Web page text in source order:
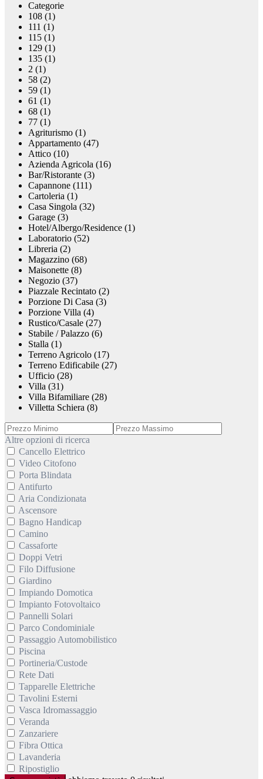
Categorie
108 (1)
111 (1)
115 (1)
129 (1)
135 (1)
2 (1)
58 (2)
59 (1)
61 (1)
68 (1)
77 (1)
Agriturismo (1)
Appartamento (47)
Attico (10)
Azienda Agricola (16)
Bar/Ristorante (3)
Capannone (111)
Cartoleria (1)
Casa Singola (32)
Garage (3)
Hotel/Albergo/Residence (1)
Laboratorio (52)
Libreria (2)
Magazzino (68)
Maisonette (8)
Negozio (37)
Piazzale Recintato (2)
Porzione Di Casa (3)
Porzione Villa (4)
Rustico/Casale (27)
Stabile / Palazzo (6)
Stalla (1)
Terreno Agricolo (17)
Terreno Edificabile (27)
Ufficio (28)
Villa (31)
Villa Bifamiliare (28)
Villetta Schiera (8)
Altre opzioni di ricerca
Cancello Elettrico
Video Citofono
Porta Blindata
Antifurto
Aria Condizionata
Ascensore
Bagno Handicap
Camino
Cassaforte
Doppi Vetri
Filo Diffusione
Giardino
Impiando Domotica
Impianto Fotovoltaico
Pannelli Solari
Parco Condominiale
Passaggio Automobilistico
Piscina
Portineria/Custode
Rete Dati
Tapparelle Elettriche
Tavolini Esterni
Vasca Idromassaggio
Veranda
Zanzariere
Fibra Ottica
Lavanderia
Ripostiglio